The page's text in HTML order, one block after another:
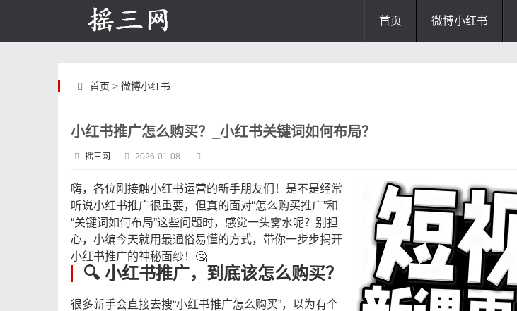
首页 微博小红书
首页 > 微博小红书
小红书推广怎么购买？_小红书关键词如何布局？
摇三网 2026-01-08
嗨，各位刚接触小红书运营的新手朋友们！是不是经常
听说小红书推广很重要，但真的面对“怎么购买推广”和
“关键词如何布局”这些问题时，感觉一头雾水呢？别担
心，小编今天就用最通俗易懂的方式，带你一步步揭开
小红书推广的神秘面纱！🤔
🔍 小红书推广，到底该怎么购买？
很多新手会直接去搜“小红书推广怎么购买”，以为有个